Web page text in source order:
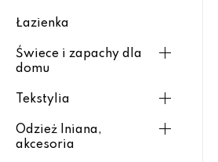
Łazienka
Świece i zapachy dla
domu
Tekstylia
Odzież lniana,
akcesoria